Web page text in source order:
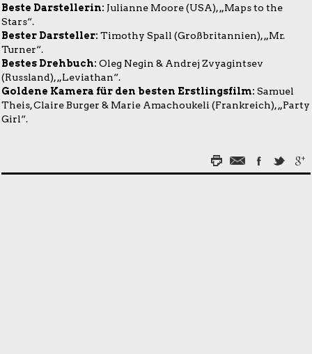
Beste Darstellerin: Julianne Moore (USA), „Maps to the
Stars“.
Bester Darsteller: Timothy Spall (Großbritannien), „Mr.
Turner“.
Bestes Drehbuch: Oleg Negin & Andrej Zvyagintsev
(Russland), „Leviathan“.
Goldene Kamera für den besten Erstlingsfilm: Samuel
Theis, Claire Burger & Marie Amachoukeli (Frankreich), „Party
Girl“.